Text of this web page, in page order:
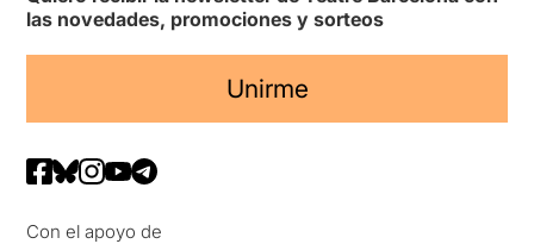
las novedades, promociones y sorteos
Unirme
Con el apoyo de